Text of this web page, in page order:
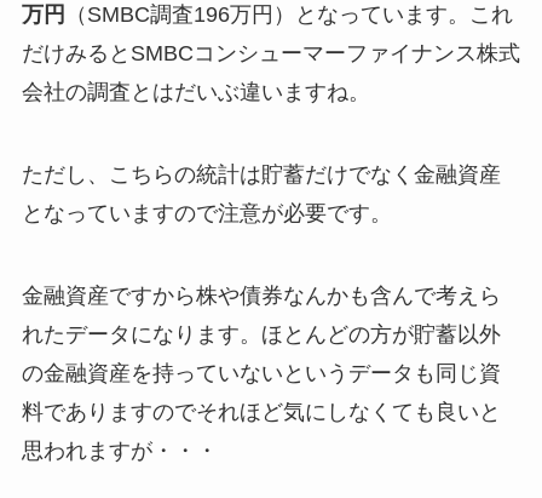
万円
（SMBC調査196万円）となっています。これ
だけみると SMBCコンシューマーファイナンス株式
会社の調査とはだいぶ違いますね。
ただし、こちらの統計は貯蓄だけでなく金融資産
となっていますので注意が必要です。
金融資産ですから株や債券なんかも含んで考えら
れたデータになります。ほとんどの方が貯蓄以外
の金融資産を持っていないというデータも同じ資
料でありますのでそれほど気にしなくても良いと
思われますが・・・